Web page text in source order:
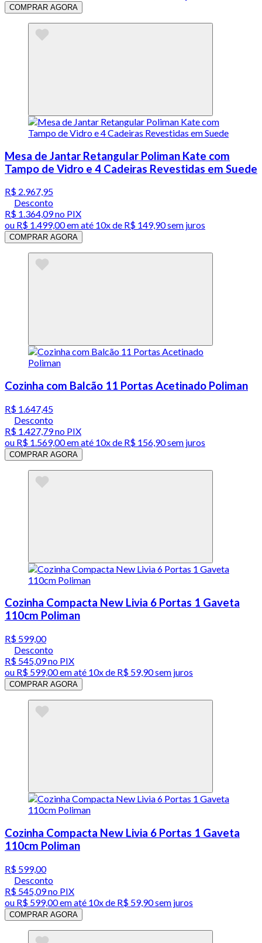
COMPRAR AGORA
Mesa de Jantar Retangular Poliman Kate com
Tampo de Vidro e 4 Cadeiras Revestidas em Suede
R$ 2.967,95
Desconto
R$ 1.364,09no PIX
ou R$ 1.499,00em até 10x de R$ 149,90 sem juros
COMPRAR AGORA
Cozinha com Balcão 11 Portas Acetinado Poliman
R$ 1.647,45
Desconto
R$ 1.427,79no PIX
ou R$ 1.569,00em até 10x de R$ 156,90 sem juros
COMPRAR AGORA
Cozinha Compacta New Livia 6 Portas 1 Gaveta
110cm Poliman
R$ 599,00
Desconto
R$ 545,09no PIX
ou R$ 599,00em até 10x de R$ 59,90 sem juros
COMPRAR AGORA
Cozinha Compacta New Livia 6 Portas 1 Gaveta
110cm Poliman
R$ 599,00
Desconto
R$ 545,09no PIX
ou R$ 599,00em até 10x de R$ 59,90 sem juros
COMPRAR AGORA